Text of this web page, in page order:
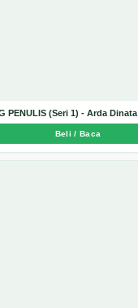
PENULIS (Seri 1) - Arda Dinata
Beli / Baca